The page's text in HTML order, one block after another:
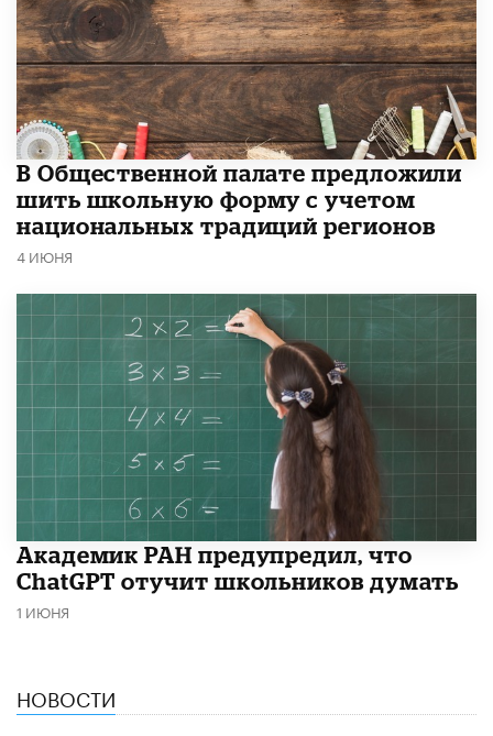
В Общественной палате предложили
шить школьную форму с учетом
национальных традиций регионов
4 ИЮНЯ
Академик РАН предупредил, что
ChatGPT отучит школьников думать
1 ИЮНЯ
НОВОСТИ